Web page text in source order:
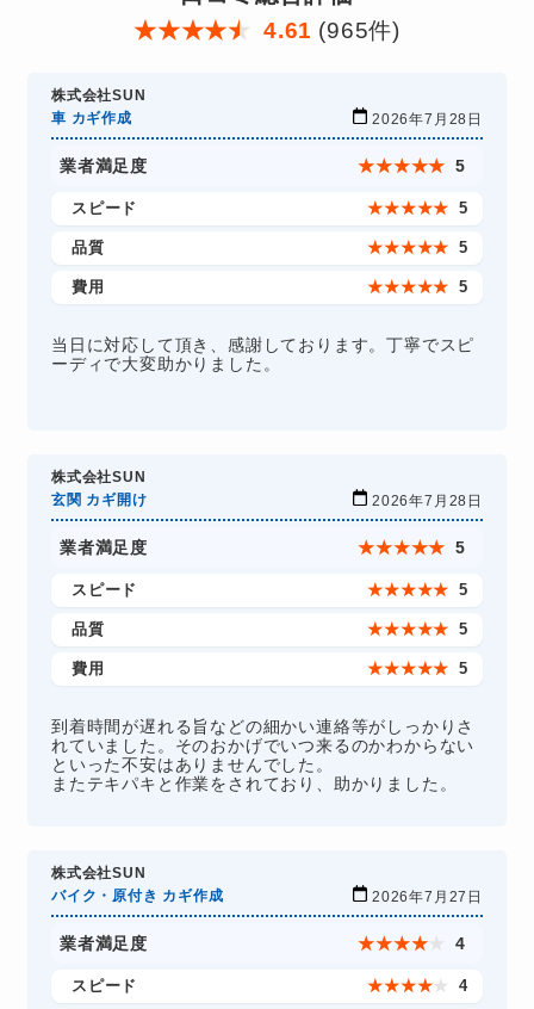
★★★★★ 4.61 (965件)
株式会社SUN
車 カギ作成
2026年7月28日
業者満足度 ★★★★★ 5
スピード ★★★★★ 5
品質 ★★★★★ 5
費用 ★★★★★ 5
当日に対応して頂き、感謝しております。丁寧でスピ
ーディで大変助かりました。
株式会社SUN
玄関 カギ開け
2026年7月28日
業者満足度 ★★★★★ 5
スピード ★★★★★ 5
品質 ★★★★★ 5
費用 ★★★★★ 5
到着時間が遅れる旨などの細かい連絡等がしっかりさ
れていました。そのおかげでいつ来るのかわからない
といった不安はありませんでした。
またテキパキと作業をされており、助かりました。
株式会社SUN
バイク・原付き カギ作成
2026年7月27日
業者満足度 ★★★★★ 4
スピード ★★★★★ 4